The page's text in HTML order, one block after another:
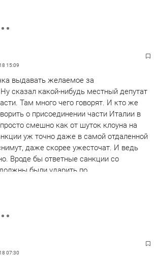
отрасли знаю из нутри, Сколько
в аппарате
ужас.
15:09
выдавать желаемое за
сказал какой-нибудь местный депутат
Там много чего говорят. И кто же
о присоединении части Италии в
смешно как от шуток клоуна на
уж точно даже в самой отдаленной
даже скорее ужесточат. И ведь
Вроде бы ответные санкции со
были ударить по
в ЕС, а они наоборот вдруг
и экспорт своей
в другие страны.
07:30